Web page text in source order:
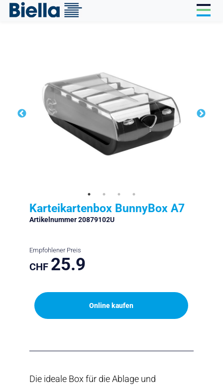
Karteikartenbox BunnyBox A7
Artikelnummer 20879102U
Empfohlener Preis
CHF 25.9
Online kaufen
Die ideale Box für die Ablage und
Cookie-Einstellungen